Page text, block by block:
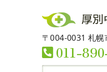
〒004-0031 札
011-